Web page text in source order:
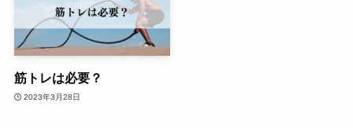
筋トレは必要？
2023年3月28日